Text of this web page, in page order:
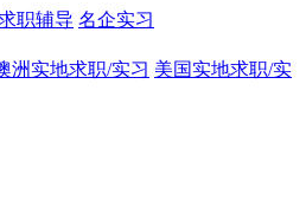
职辅导 名企实习
洲实地求职/实习 美国实地求职/实